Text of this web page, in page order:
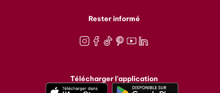
Rester informé
Télécharger l'application